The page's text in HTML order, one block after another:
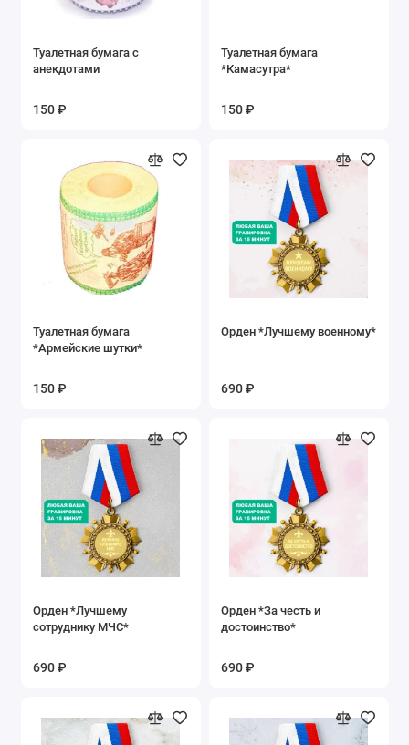
Туалетная бумага с
анекдотами
150 ₽
Туалетная бумага
*Камасутра*
150 ₽
Туалетная бумага
*Армейские шутки*
150 ₽
Орден *Лучшему военному*
690 ₽
Орден *Лучшему
сотруднику МЧС*
690 ₽
Орден *За честь и
достоинство*
690 ₽